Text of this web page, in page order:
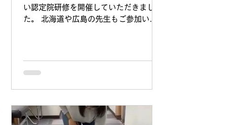
い認定院研修を開催していただきまし
た。 北海道や広島の先生もご参加いた